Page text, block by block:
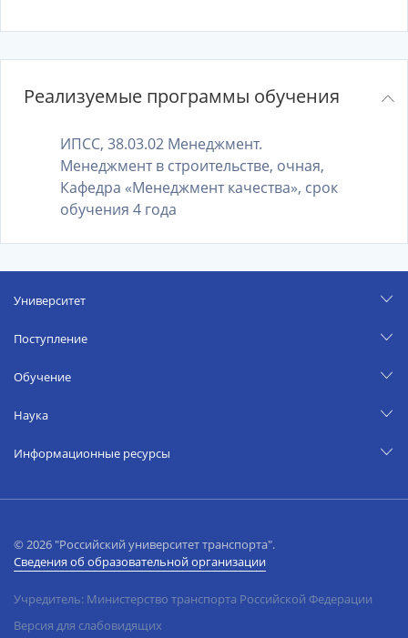
Реализуемые программы обучения
ИПСС, 38.03.02 Менеджмент.
Менеджмент в строительстве, очная,
Кафедра «Менеджмент качества», срок
обучения 4 года
Университет
Поступление
Обучение
Наука
Информационные ресурсы
© 2026 "Российский университет транспорта".
Сведения об образовательной организации
Учредитель: Министерство транспорта Российской Федерации
Версия для слабовидящих